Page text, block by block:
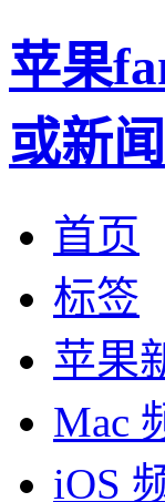
苹果
或新闻
首页
标签
苹果
Mac
iOS